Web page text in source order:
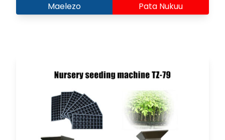
Maelezo Pata Nukuu